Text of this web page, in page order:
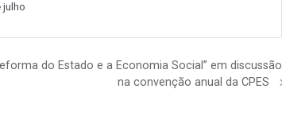
julho
do Estado e a Economia Social” em discussão
na convenção anual da CPES